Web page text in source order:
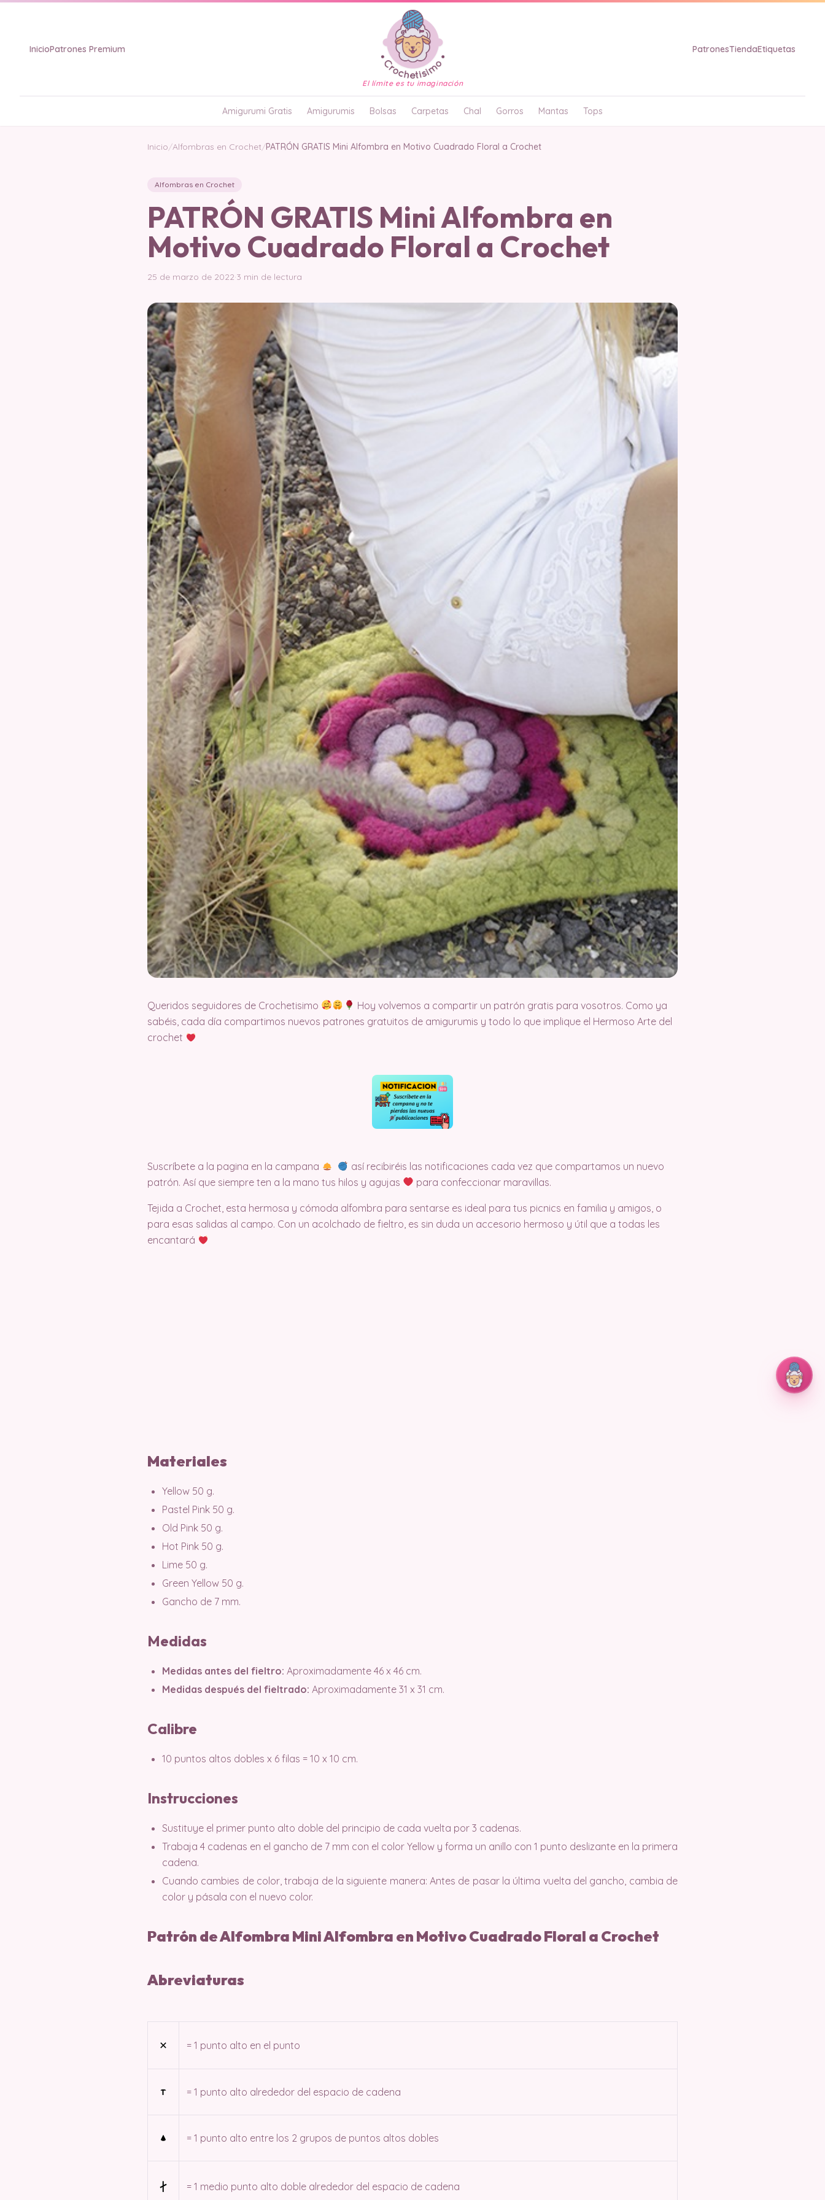
InicioPatrones Premium
El límite es tu imaginación
PatronesTiendaEtiquetas
Amigurumi Gratis Amigurumis Bolsas Carpetas Chal Gorros Mantas Tops
Inicio/Alfombras en Crochet/PATRÓN GRATIS Mini Alfombra en Motivo Cuadrado Floral a Crochet
Alfombras en Crochet
PATRÓN GRATIS Mini Alfombra en
Motivo Cuadrado Floral a Crochet
25 de marzo de 2022·3 min de lectura
Queridos seguidores de Crochetisimo
Hoy volvemos a compartir un patrón gratis para vosotros. Como ya
sabéis, cada día compartimos nuevos patrones gratuitos de amigurumis y todo lo que implique el Hermoso Arte del
crochet
Suscríbete a la pagina en la campana
así recibiréis las notificaciones cada vez que compartamos un nuevo
patrón. Así que siempre ten a la mano tus hilos y agujas
para confeccionar maravillas.
Tejida a Crochet, esta hermosa y cómoda alfombra para sentarse es ideal para tus picnics en familia y amigos, o
para esas salidas al campo. Con un acolchado de fieltro, es sin duda un accesorio hermoso y útil que a todas les
encantará
Materiales
Yellow 50 g.
Pastel Pink 50 g.
Old Pink 50 g.
Hot Pink 50 g.
Lime 50 g.
Green Yellow 50 g.
Gancho de 7 mm.
Medidas
Medidas antes del fieltro: Aproximadamente 46 x 46 cm.
Medidas después del fieltrado: Aproximadamente 31 x 31 cm.
Calibre
10 puntos altos dobles x 6 filas = 10 x 10 cm.
Instrucciones
Sustituye el primer punto alto doble del principio de cada vuelta por 3 cadenas.
Trabaja 4 cadenas en el gancho de 7 mm con el color Yellow y forma un anillo con 1 punto deslizante en la primera
cadena.
Cuando cambies de color, trabaja de la siguiente manera: Antes de pasar la última vuelta del gancho, cambia de
color y pásala con el nuevo color.
Patrón de Alfombra Mini Alfombra en Motivo Cuadrado Floral a Crochet
Abreviaturas
= 1 punto alto en el punto
= 1 punto alto alrededor del espacio de cadena
= 1 punto alto entre los 2 grupos de puntos altos dobles
= 1 medio punto alto doble alrededor del espacio de cadena